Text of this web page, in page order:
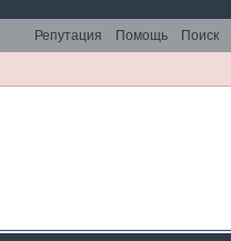
Репутация Помощь Поиск